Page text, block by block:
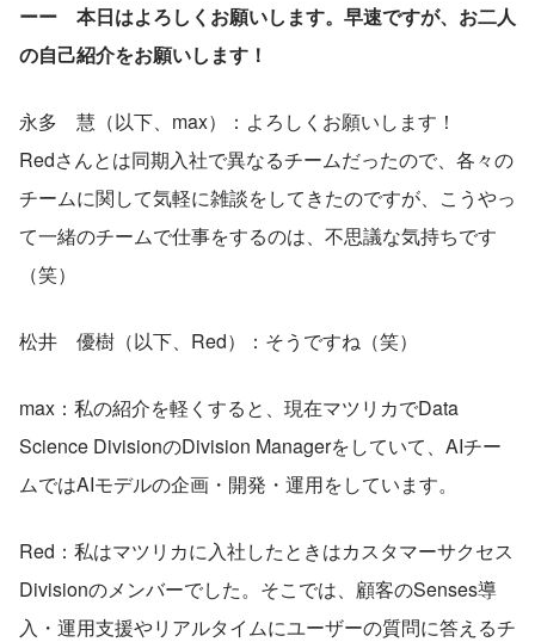
ーー　本日はよろしくお願いします。早速ですが、お二人
の自己紹介をお願いします！
永多　慧（以下、max）：よろしくお願いします！
Redさんとは同期入社で異なるチームだったので、各々の
チームに関して気軽に雑談をしてきたのですが、こうやっ
て一緒のチームで仕事をするのは、不思議な気持ちです
（笑）
松井　優樹（以下、Red）：そうですね（笑）
max：私の紹介を軽くすると、現在マツリカでData
Science DivisionのDivision Managerをしていて、AIチー
ムではAIモデルの企画・開発・運用をしています。
Red：私はマツリカに入社したときはカスタマーサクセス
Divisionのメンバーでした。そこでは、顧客のSenses導
入・運用支援やリアルタイムにユーザーの質問に答えるチ